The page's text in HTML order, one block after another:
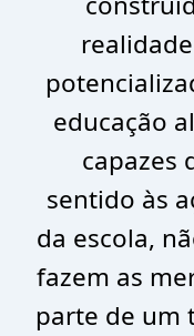
educação
capazes
sentido às
da escola,
fazem as
parte de um